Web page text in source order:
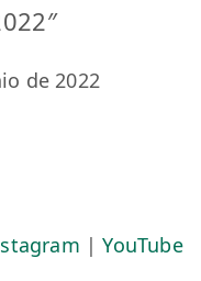
de 2022
|YouTube